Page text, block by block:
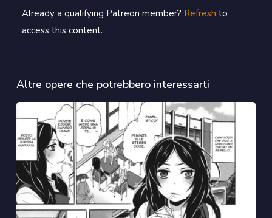
Already a qualifying Patreon member? Refresh to
access this content.
Altre opere che potrebbero interessarti